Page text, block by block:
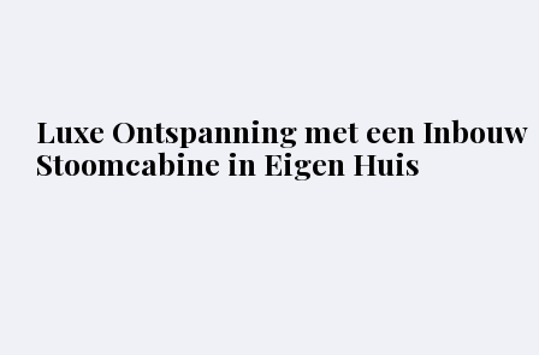
Luxe Ontspanning met een Inbouw
Stoomcabine in Eigen Huis